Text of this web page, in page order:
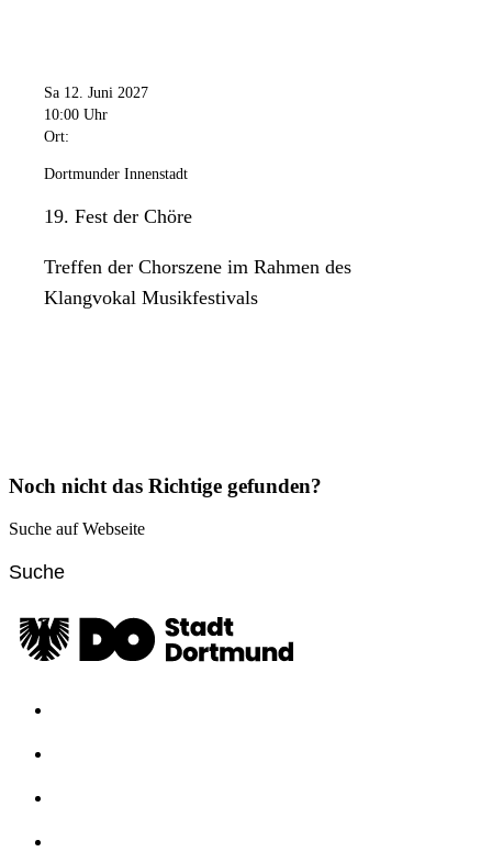
Sa 12. Juni 2027
10:00 Uhr
Ort:
Dortmunder Innenstadt
19. Fest der Chöre
Treffen der Chorszene im Rahmen des
Klangvokal Musikfestivals
Noch nicht das Richtige gefunden?
Suche auf Webseite